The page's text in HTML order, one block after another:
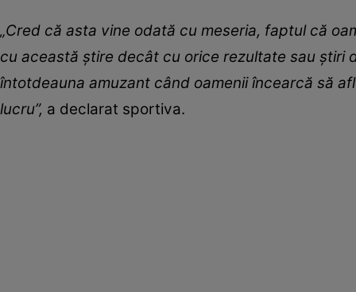
„Cred că asta vine odată cu meseria, faptul că
cu această știre decât cu orice rezultate sau știri
întotdeauna amuzant când oamenii încearcă să
lucru”, a declarat sportiva.